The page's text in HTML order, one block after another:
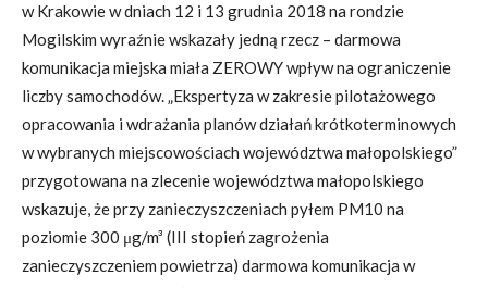
w Krakowie w dniach 12 i 13 grudnia 2018 na rondzie
Mogilskim wyraźnie wskazały jedną rzecz – darmowa
komunikacja miejska miała ZEROWY wpływ na ograniczenie
liczby samochodów. „Ekspertyza w zakresie pilotażowego
opracowania i wdrażania planów działań krótkoterminowych
w wybranych miejscowościach województwa małopolskiego”
przygotowana na zlecenie województwa małopolskiego
wskazuje, że przy zanieczyszczeniach pyłem PM10 na
poziomie 300 μg/m³ (III stopień zagrożenia
zanieczyszczeniem powietrza) darmowa komunikacja w